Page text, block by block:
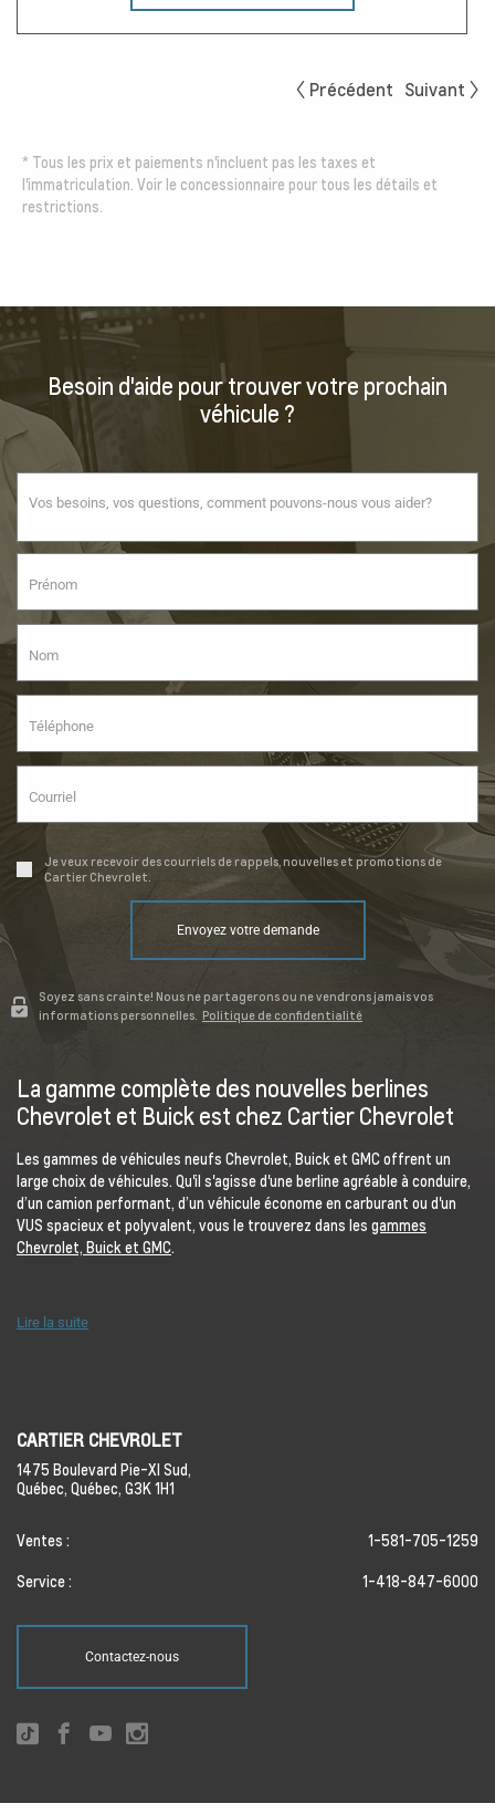
Précédent Suivant
* Tous les prix et paiements n'incluent pas les taxes et
l'immatriculation. Voir le concessionnaire pour tous les détails et
restrictions.
Besoin d'aide pour trouver votre prochain
véhicule ?
Je veux recevoir des courriels de rappels, nouvelles et promotions de
Cartier Chevrolet.
Envoyez votre demande
Soyez sans crainte! Nous ne partagerons ou ne vendrons jamais vos
informations personnelles. Politique de confidentialité
La gamme complète des nouvelles berlines
Chevrolet et Buick est chez Cartier Chevrolet
Les gammes de véhicules neufs Chevrolet, Buick et GMC offrent un
large choix de véhicules. Qu'il s'agisse d'une berline agréable à conduire,
d’un camion performant, d’un véhicule économe en carburant ou d'un
VUS spacieux et polyvalent, vous le trouverez dans les gammes
Chevrolet, Buick et GMC.
Lire la suite
CARTIER CHEVROLET
1475 Boulevard Pie-XI Sud,
Québec, Québec, G3K 1H1
Ventes : 1-581-705-1259
Service : 1-418-847-6000
Contactez-nous